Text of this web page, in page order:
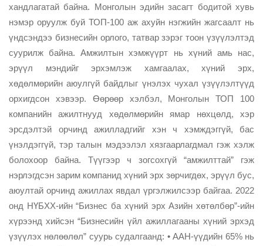
хандлагатай байна. Монголын эдийн засагт бодитой хувь
нэмэр оруулж буй ТОП-100 аж ахуйн нэгжийн жагсаалт нь
үндсэндээ бизнесийн орлого, татвар зэрэг тоон үзүүлэлтэд
суурилж байна. Амжилтын хэмжүүрт нь хүний амь нас,
эрүүл мэндийг эрхэмлэж хамгаалах, хүний эрх,
хөдөлмөрийн аюулгүй байдлыг үнэлэх чухал үзүүлэлтүүд
орхигдсон хэвээр. Өөрөөр хэлбэл, Монголын ТОП 100
компанийн ажилтнууд хөдөлмөрийн ямар нөхцөлд, хэр
эрсдэлтэй орчинд ажилладгийг хэн ч хэмждэггүй, бас
үнэлдэггүй, тэр талын мэдээлэл хязгаарлагдмал гэж хэлж
болохоор байна. Түүгээр ч зогсохгүй “амжилттай” гэж
нэрлэгдсэн зарим компанид хүний эрх зөрчигдөх, эрүүл бус,
аюултай орчинд ажиллах явдал үргэлжилсээр байгаа. 2022
онд НҮБХХ-ийн “Бизнес ба хүний эрх Азийн хөтөлбөр”-ийн
хүрээнд хийсэн “Бизнесийн үйл ажиллагааны хүний эрхэд
үзүүлэх нөлөөлөл” суурь судалгаанд: • ААН-үүдийн 65% нь